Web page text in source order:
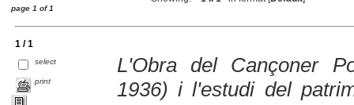
page 1 of 1
1 / 1
select
print
L'Obra del Cançoner
1936) i l'estudi del